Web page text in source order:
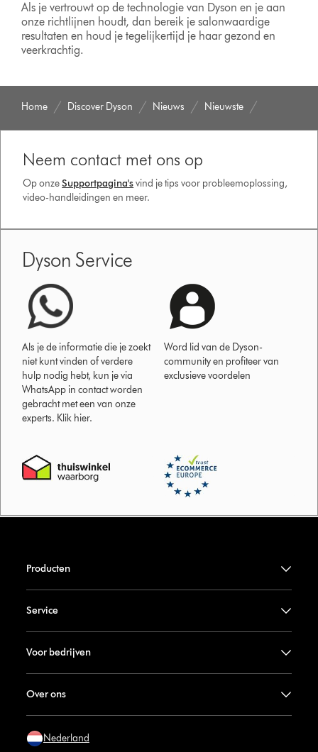
Als je vertrouwt op de technologie van Dyson en je aan
onze richtlijnen houdt, dan bereik je salonwaardige
resultaten en houd je tegelijkertijd je haar gezond en
veerkrachtig.
Home Discover Dyson Nieuws Nieuwste
Neem contact met ons op
Op onzeSupportpagina'svind je tips voor probleemoplossing,
video-handleidingen en meer.
Dyson Service
Als je de informatie die je zoekt
niet kunt vinden of verdere
hulp nodig hebt, kun je via
WhatsApp in contact worden
gebracht met een van onze
experts. Klik hier.
Word lid van de Dyson-
community en profiteer van
exclusieve voordelen
Producten
Service
Voor bedrijven
Over ons
Nederland